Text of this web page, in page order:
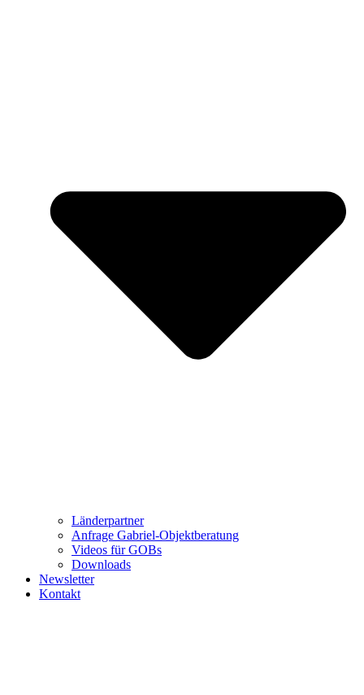
Länderpartner
Anfrage Gabriel-Objektberatung
Videos für GOBs
Downloads
Newsletter
Kontakt